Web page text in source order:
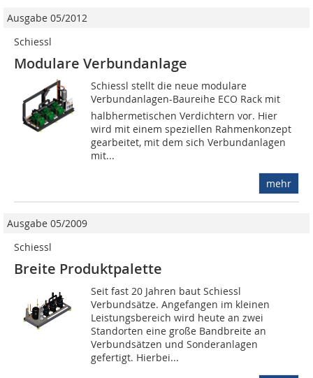
Ausgabe 05/2012
Schiessl
Modulare Verbundanlage
Schiessl stellt die neue modulare
Verbundanlagen-Baureihe ECO Rack mit
halbhermetischen Verdichtern vor. Hier
wird mit einem speziellen Rahmenkonzept
gearbeitet, mit dem sich Verbundanlagen
mit...
mehr
Ausgabe 05/2009
Schiessl
Breite Produktpalette
Seit fast 20 Jahren baut Schiessl
Verbundsätze. Angefangen im kleinen
Leistungsbereich wird heute an zwei
Standorten eine große Bandbreite an
Verbundsätzen und Sonderanlagen
gefertigt. Hierbei...